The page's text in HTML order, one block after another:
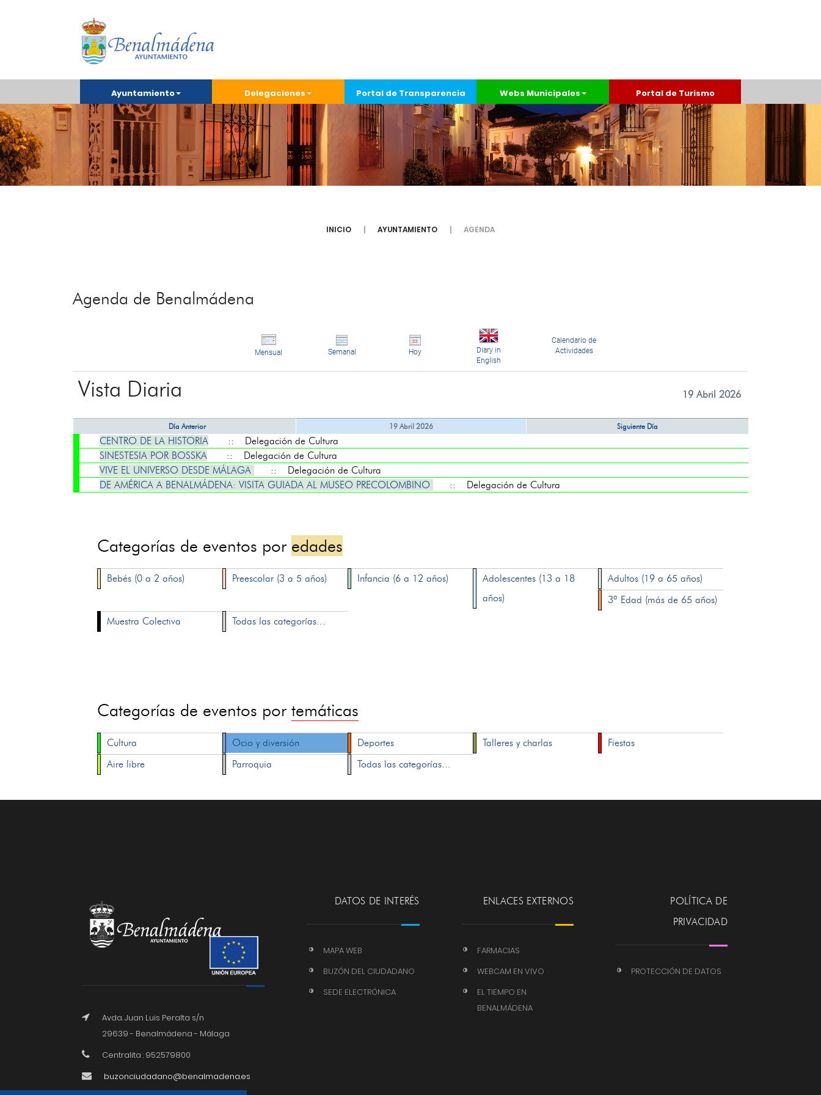
Ayuntamiento Delegaciones Portal de Transparencia Webs Municipales Portal de Turismo
INICIO AYUNTAMIENTO AGENDA
Agenda de Benalmádena
Mensual Semanal Hoy
Diary in
English
Calendario de
Actividades
Vista Diaria 19 Abril 2026
Día Anterior 19 Abril 2026 Siguiente Día
CENTRO DE LA HISTORIA
:: Delegación de Cultura
SINESTESIA POR BOSSKA
:: Delegación de Cultura
VIVE EL UNIVERSO DESDE MÁLAGA
:: Delegación de Cultura
DE AMÉRICA A BENALMÁDENA: VISITA GUIADA AL MUSEO PRECOLOMBINO
:: Delegación de Cultura
Categorías de eventos por edades
Bebés (0 a 2 años) Preescolar (3 a 5 años) Infancia (6 a 12 años)
Adolescentes (13 a 18
años)
Adultos (19 a 65 años)
3ª Edad (más de 65 años)
Muestra Colectiva
Todas las categorías...
Categorías de eventos portemáticas
Cultura Ocio y diversión Deportes Talleres y charlas
Fiestas
Aire libre
Parroquia Todas las categorías...
Avda. Juan Luis Peralta s/n
29639 - Benalmádena - Málaga
Centralita : 952579800
buzonciudadano@benalmadena.es
DATOS DE INTERÉS
MAPA WEB
BUZÓN DEL CIUDADANO
SEDE ELECTRÓNICA
ENLACES EXTERNOS
FARMACIAS
WEBCAM EN VIVO
EL TIEMPO EN
BENALMÁDENA
POLÍTICA DE
PRIVACIDAD
PROTECCIÓN DE DATOS